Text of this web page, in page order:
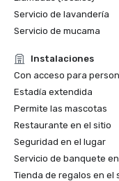
Servicio de lavandería
Servicio de mucama
Instalaciones
Con acceso para
Estadía extendida
Permite las mascotas
Restaurante en el sitio
Seguridad en el lugar
Servicio de banquete
Tienda de regalos en el